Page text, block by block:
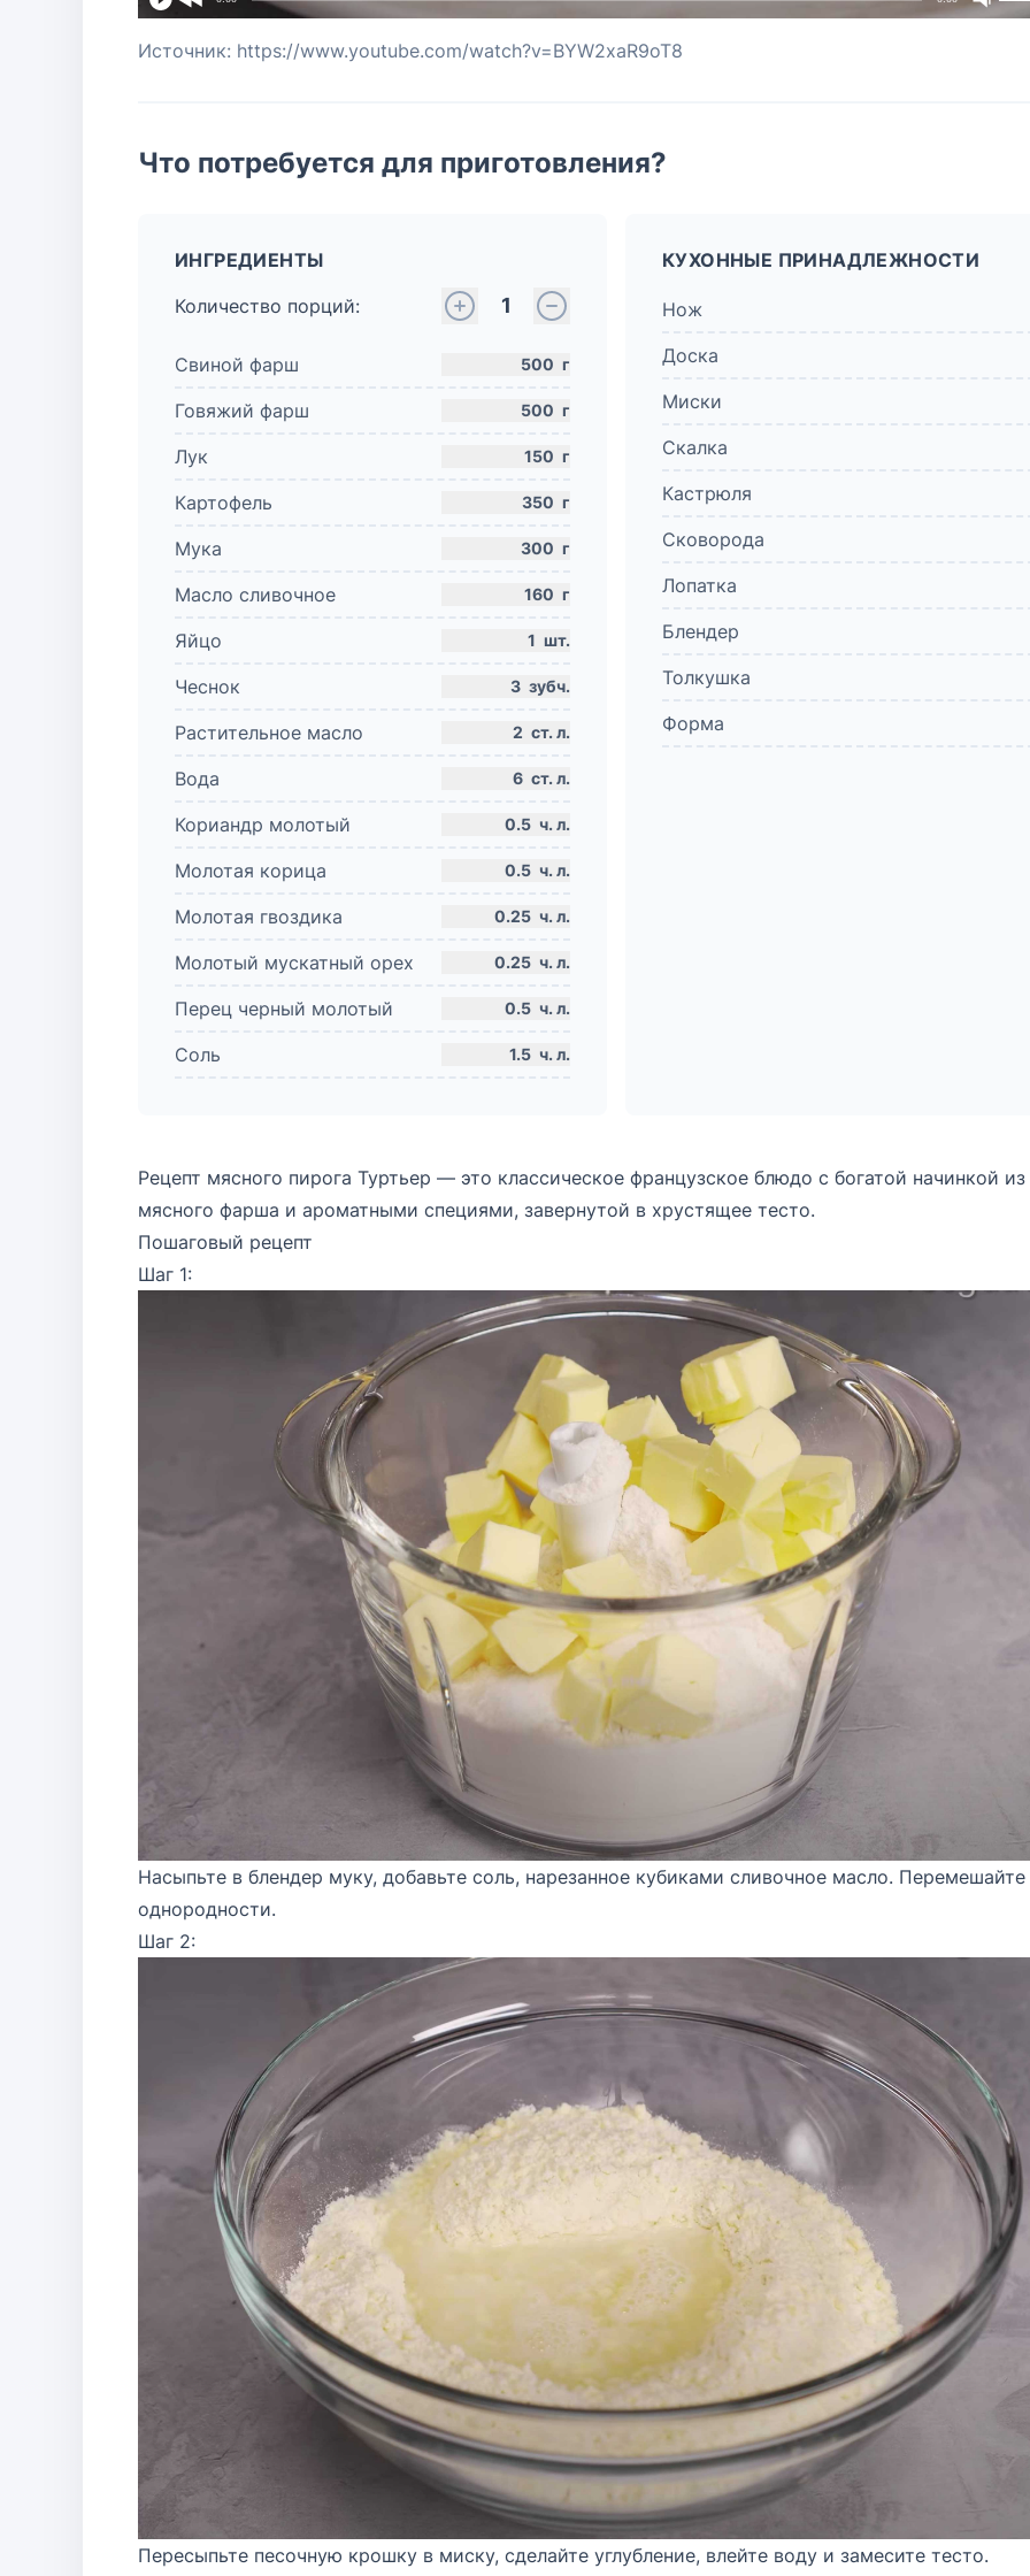
Источник: https://www.youtube.com/watch?v=BYW2xaR9oT8
Что потребуется для приготовления?
ИНГРЕДИЕНТЫ
Количество порций:
1
Свиной фарш 500 г
Говяжий фарш 500 г
Лук 150 г
Картофель 350 г
Мука 300 г
Масло сливочное 160 г
Яйцо 1 шт.
Чеснок 3 зубч.
Растительное масло 2 ст. л.
Вода 6 ст. л.
Кориандр молотый 0.5 ч. л.
Молотая корица 0.5 ч. л.
Молотая гвоздика 0.25 ч. л.
Молотый мускатный орех 0.25 ч. л.
Перец черный молотый 0.5 ч. л.
Соль 1.5 ч. л.
КУХОННЫЕ ПРИНАДЛЕЖНОСТИ
Нож
Доска
Миски
Скалка
Кастрюля
Сковорода
Лопатка
Блендер
Толкушка
Форма
Рецепт мясного пирога Туртьер — это классическое французское блюдо с богатой начинкой из
мясного фарша и ароматными специями, завернутой в хрустящее тесто.
Пошаговый рецепт
Шаг 1:
Насыпьте в блендер муку, добавьте соль, нарезанное кубиками сливочное масло.
однородности.
Шаг 2:
Пересыпьте песочную крошку в миску, сделайте углубление, влейте воду и замесите тесто.